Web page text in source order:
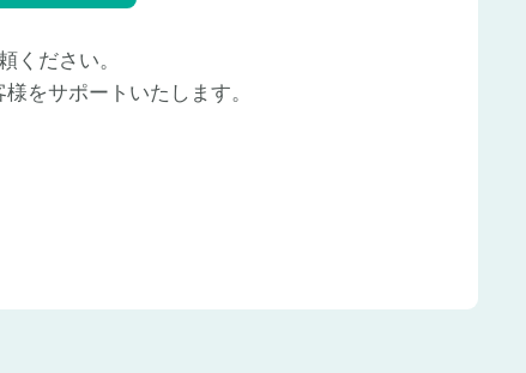
ください。
をサポートいたします。